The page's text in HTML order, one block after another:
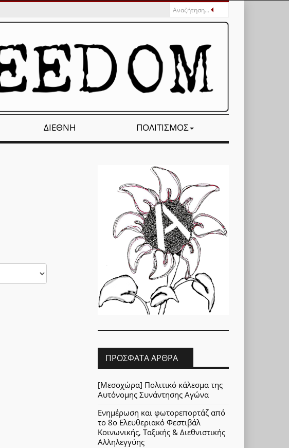
ΔΙΕΘΝΉ ΠΟΛΙΤΙΣΜΌΣ
ΠΡΌΣΦΑΤΑ ΆΡΘΡΑ
[Μεσοχώρα] Πολιτικό κάλεσμα της
Αυτόνομης Συνάντησης Αγώνα
Ενημέρωση και φωτορεπορτάζ από
το 8ο Ελευθεριακό Φεστιβάλ
Κοινωνικής, Ταξικής & Διεθνιστικής
Αλληλεγγύης